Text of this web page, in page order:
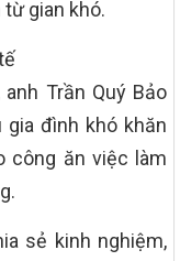
từ gian khó.
Trần Quý Bảo
đình khó khăn
công ăn việc làm
sẻ kinh nghiệm,